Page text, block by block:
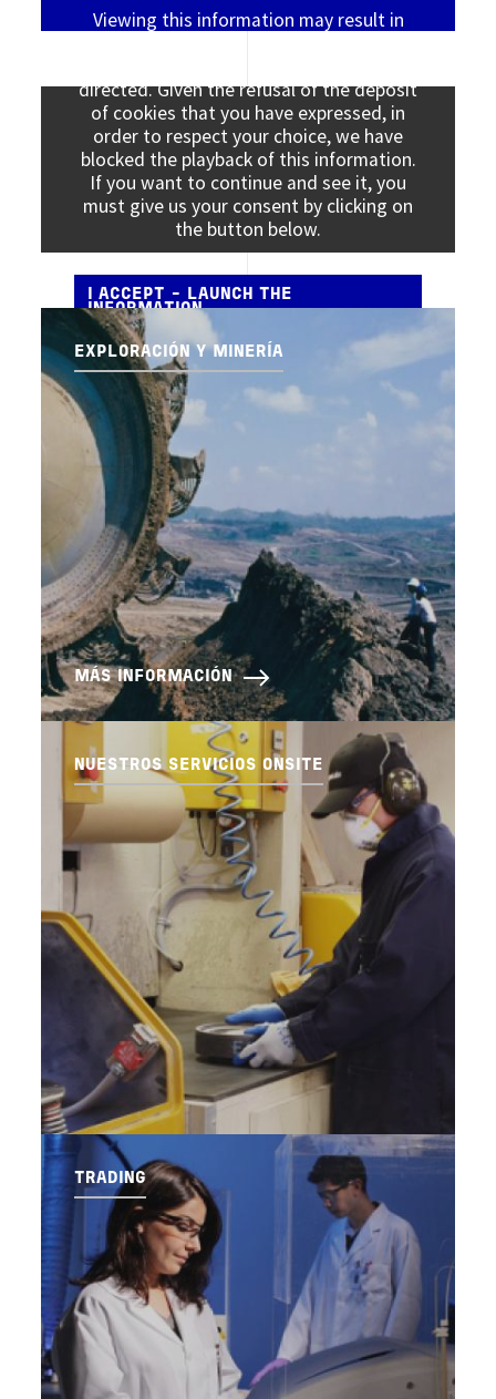
Viewing this information may result in
directed. Given the refusal of the deposit
of cookies that you have expressed, in
order to respect your choice, we have
blocked the playback of this information.
If you want to continue and see it, you
must give us your consent by clicking on
the button below.
I ACCEPT - LAUNCH THE
INFORMATION
EXPLORACIÓN Y MINERÍA
MÁS INFORMACIÓN
NUESTROS SERVICIOS ONSITE
TRADING